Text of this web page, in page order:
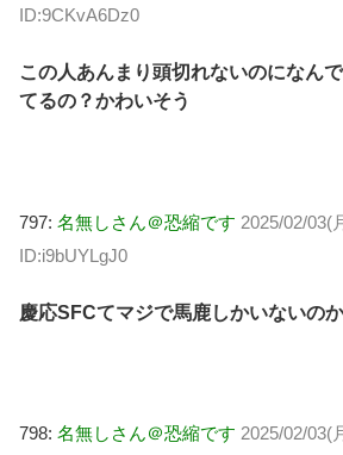
ID:9CKvA6Dz0
この人あんまり頭切れないのになん
てるの？かわいそう
797: 名無しさん＠恐縮です 2025/02/03(
ID:i9bUYLgJ0
慶応SFCてマジで馬鹿しかいないの
798: 名無しさん＠恐縮です 2025/02/03(